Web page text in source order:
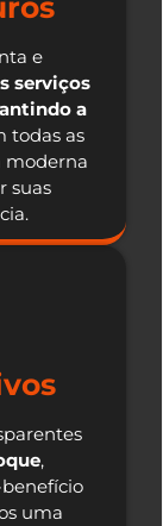
e
serviços
a
todas as
moderna
suas
,
uma